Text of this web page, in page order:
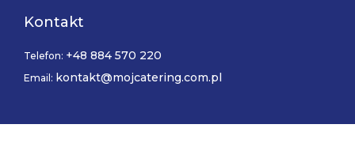
Kontakt
Telefon: +48 884 570 220
Email: kontakt@mojcatering.com.pl